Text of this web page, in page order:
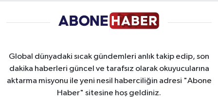
Global dünyadaki sıcak gündemleri anlık takip edip, son
dakika haberleri güncel ve tarafsız olarak okuyucularına
aktarma misyonu ile yeni nesil haberciliğin adresi "Abone
Haber" sitesine hoş geldiniz.